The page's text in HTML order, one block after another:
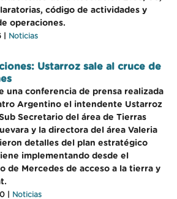
código de actividades y
operaciones.
| Noticias
Ustarroz sale al cruce de
una conferencia de prensa realizada
Argentino el intendente Ustarroz
Secretario del área de Tierras
y la directora del área Valeria
detalles del plan estratégico
implementando desde el
de Mercedes de acceso a la tierra y
| Noticias